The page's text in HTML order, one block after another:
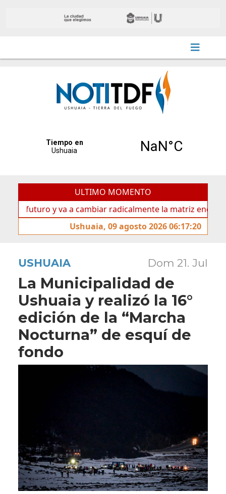
ULTIMO MOMENTO
y va a cambiar radicalmente la matriz energética de
Ushuaia, 09 agosto 2026 06:17:20
USHUAIA Dom 21. Jul
La Municipalidad de
Ushuaia y realizó la 16°
edición de la “Marcha
Nocturna” de esquí de
fondo